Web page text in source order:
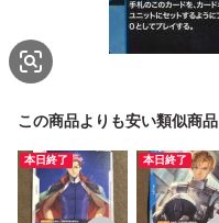
この商品よりも安い類似商品
本日終了 本日終了